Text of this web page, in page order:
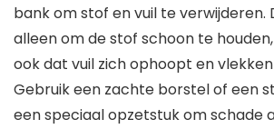
bank om stof en vuil te verwijderen.
alleen om de stof schoon te
ook dat vuil zich ophoopt en
Gebruik een zachte borstel of een
een speciaal opzetstuk om schade